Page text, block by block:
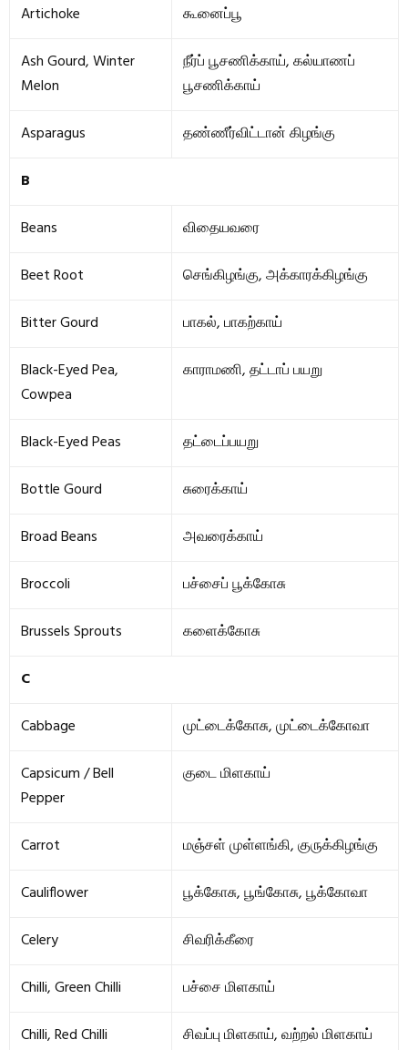
Artichoke
கூனைப்பூ
Ash Gourd, Winter
Melon
நீர்ப் பூசணிக்காய், கல்யாணப்
பூசணிக்காய்
Asparagus
தண்ணீர்விட்டான் கிழங்கு
B
Beans
விதையவரை
Beet Root
செங்கிழங்கு, அக்காரக்கிழங்கு
Bitter Gourd
பாகல், பாகற்காய்
Black-Eyed Pea,
Cowpea
காராமணி, தட்டாப் பயறு
Black-Eyed Peas
தட்டைப்பயறு
Bottle Gourd
சுரைக்காய்
Broad Beans
அவரைக்காய்
Broccoli
பச்சைப் பூக்கோசு
Brussels Sprouts
களைக்கோசு
C
Cabbage
முட்டைக்கோசு, முட்டைக்கோவா
Capsicum / Bell
Pepper
குடை மிளகாய்
Carrot
மஞ்சள் முள்ளங்கி, குருக்கிழங்கு
Cauliflower
பூக்கோசு, பூங்கோசு, பூக்கோவா
Celery
சிவரிக்கீரை
Chilli, Green Chilli
பச்சை மிளகாய்
Chilli, Red Chilli
சிவப்பு மிளகாய், வற்றல் மிளகாய்